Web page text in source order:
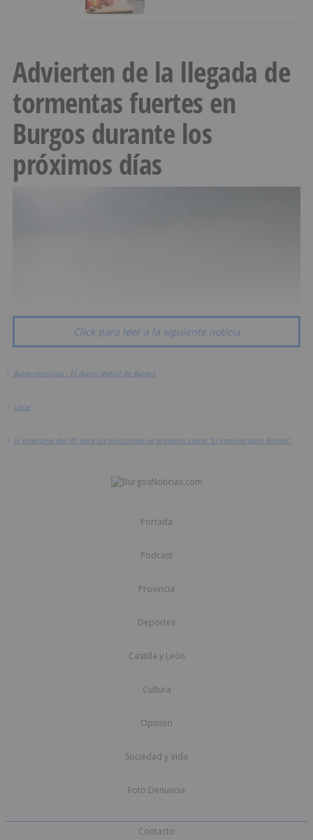
Advierten de la llegada de
tormentas fuertes en
Burgos durante los
próximos días
Click para leer a la siguiente noticia
> BurgosNoticias - El diario digital de Burgos
> Local
> El programa del PP para las elecciones se presenta como "El impulso para Burgos"
Portada
Podcast
Provincia
Deportes
Castilla y León
Cultura
Opinión
Sociedad y Vida
Foto Denuncia
Contacto